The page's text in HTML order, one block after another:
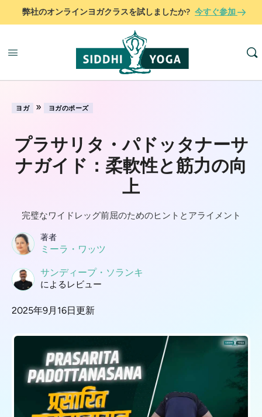
弊社のオンラインヨガクラスを試しましたか? 今すぐ参加
ヨガ » ヨガのポーズ
プラサリタ・パドッタナーサ
ナガイド：柔軟性と筋力の向
上
完璧なワイドレッグ前屈のためのヒントとアライメント
著者
ミーラ・ワッツ
サンディープ・ソランキ
によるレビュー
2025年9月16日更新